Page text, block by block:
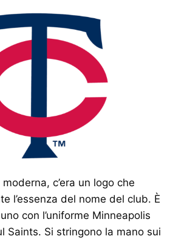
c’era un logo che
l’essenza del nome del club. È
con l’uniforme Minneapolis
Saints. Si stringono la mano sui